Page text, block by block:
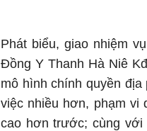
Phát biểu, giao nhiệm
Đồng Y Thanh Hà Niê
mô hình chính quyền
việc nhiều hơn, phạm vi
cao hơn trước; cùng với